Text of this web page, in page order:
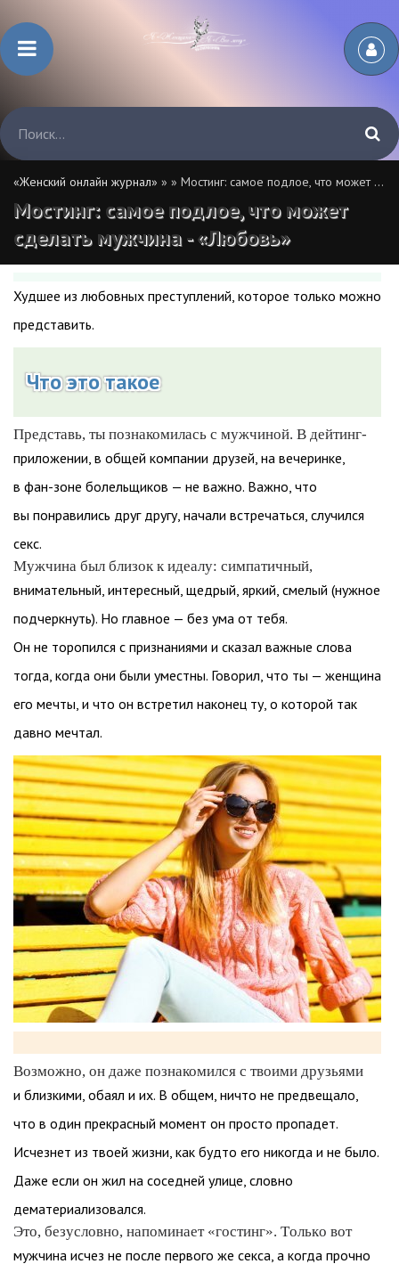
«Женский онлайн журнал» » » Мостинг: самое подлое, что может сделать мужчина - «Любовь»
Мостинг: самое подлое, что может
сделать мужчина - «Любовь»
Худшее из любовных преступлений, которое только можно
представить.
Что это такое
Представь, ты познакомилась с мужчиной. В дейтинг-
приложении, в общей компании друзей, на вечеринке,
в фан-зоне болельщиков — не важно. Важно, что
вы понравились друг другу, начали встречаться, случился
секс.
Мужчина был близок к идеалу: симпатичный,
внимательный, интересный, щедрый, яркий, смелый (нужное
подчеркнуть). Но главное — без ума от тебя.
Он не торопился с признаниями и сказал важные слова
тогда, когда они были уместны. Говорил, что ты — женщина
его мечты, и что он встретил наконец ту, о которой так
давно мечтал.
Возможно, он даже познакомился с твоими друзьями
и близкими, обаял и их. В общем, ничто не предвещало,
что в один прекрасный момент он просто пропадет.
Исчезнет из твоей жизни, как будто его никогда и не было.
Даже если он жил на соседней улице, словно
дематериализовался.
Это, безусловно, напоминает «гостинг». Только вот
мужчина исчез не после первого же секса, а когда прочно